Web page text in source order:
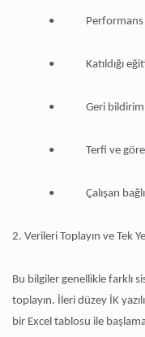
• Performans
• Katıldığı
• Geri bildirim
• Terfi ve görev
• Çalışan
2. Verileri Toplayın ve Tek
Bu bilgiler genellikle farklı
toplayın. İleri düzey İK
bir Excel tablosu ile